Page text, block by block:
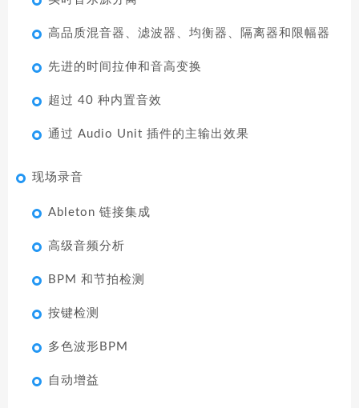
高品质混音器、滤波器、均衡器、隔离器和限幅器
先进的时间拉伸和音高变换
超过 40 种内置音效
通过 Audio Unit 插件的主输出效果
现场录音
Ableton 链接集成
高级音频分析
BPM 和节拍检测
按键检测
多色波形BPM
自动增益